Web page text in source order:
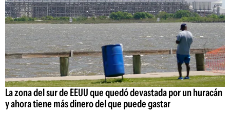
La zona del sur de EEUU que quedó devastada por un huracán
y ahora tiene más dinero del que puede gastar